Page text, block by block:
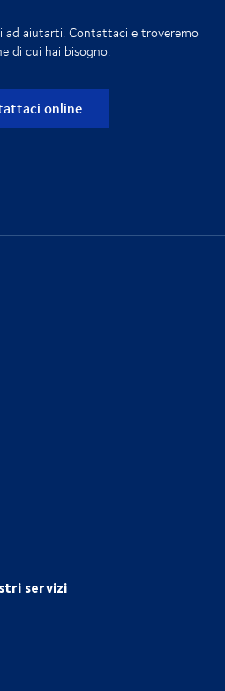
ad aiutarti. Contattaci e troveremo
di cui hai bisogno.
online
servizi